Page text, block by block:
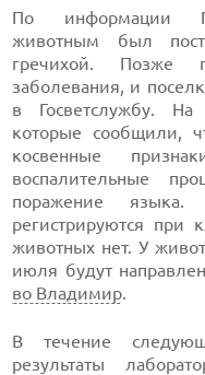
По информации
животным был
гречихой. Позже
заболевания, и
в Госветслужбу. На
которые сообщили,
косвенные
воспалительные
поражение языка.
регистрируются при
животных нет. У
июля будут
во Владимир.
В течение
результаты